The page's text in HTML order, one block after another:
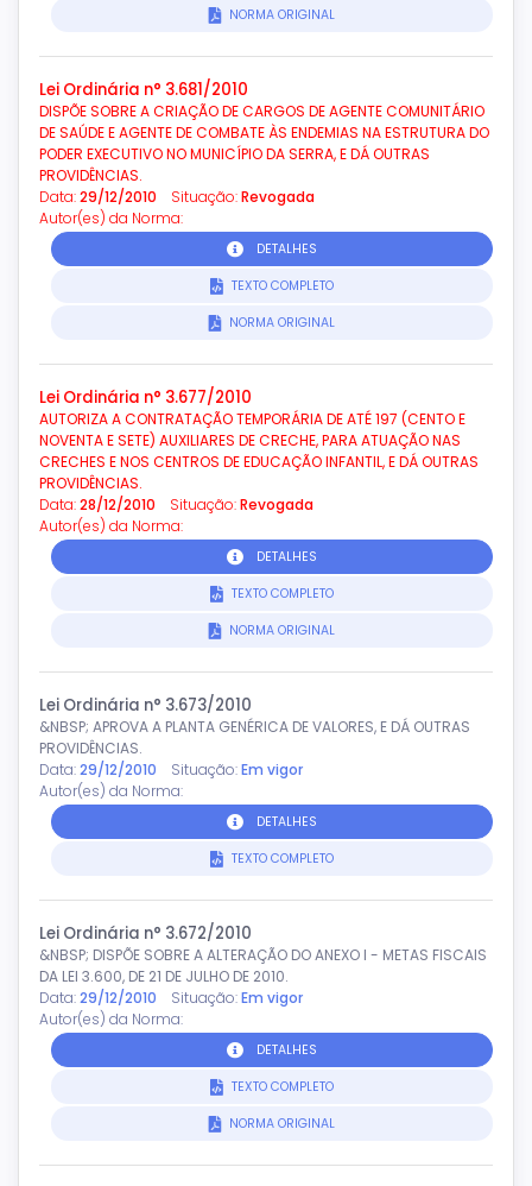
NORMA ORIGINAL
Lei Ordinária n° 3.681/2010
DISPÕE SOBRE A CRIAÇÃO DE CARGOS DE AGENTE COMUNITÁRIO
DE SAÚDE E AGENTE DE COMBATE ÀS ENDEMIAS NA ESTRUTURA DO
PODER EXECUTIVO NO MUNICÍPIO DA SERRA, E DÁ OUTRAS
PROVIDÊNCIAS.
Data:29/12/2010 Situação: Revogada
Autor(es) da Norma:
DETALHES
TEXTO COMPLETO
NORMA ORIGINAL
Lei Ordinária n° 3.677/2010
AUTORIZA A CONTRATAÇÃO TEMPORÁRIA DE ATÉ 197 (CENTO E
NOVENTA E SETE) AUXILIARES DE CRECHE, PARA ATUAÇÃO NAS
CRECHES E NOS CENTROS DE EDUCAÇÃO INFANTIL, E DÁ OUTRAS
PROVIDÊNCIAS.
Data:28/12/2010 Situação: Revogada
Autor(es) da Norma:
DETALHES
TEXTO COMPLETO
NORMA ORIGINAL
Lei Ordinária n° 3.673/2010
&NBSP; APROVA A PLANTA GENÉRICA DE VALORES, E DÁ OUTRAS
PROVIDÊNCIAS.
Data:29/12/2010 Situação: Em vigor
Autor(es) da Norma:
DETALHES
TEXTO COMPLETO
Lei Ordinária n° 3.672/2010
&NBSP; DISPÕE SOBRE A ALTERAÇÃO DO ANEXO I - METAS FISCAIS
DA LEI 3.600, DE 21 DE JULHO DE 2010.
Data:29/12/2010 Situação: Em vigor
Autor(es) da Norma:
DETALHES
TEXTO COMPLETO
NORMA ORIGINAL